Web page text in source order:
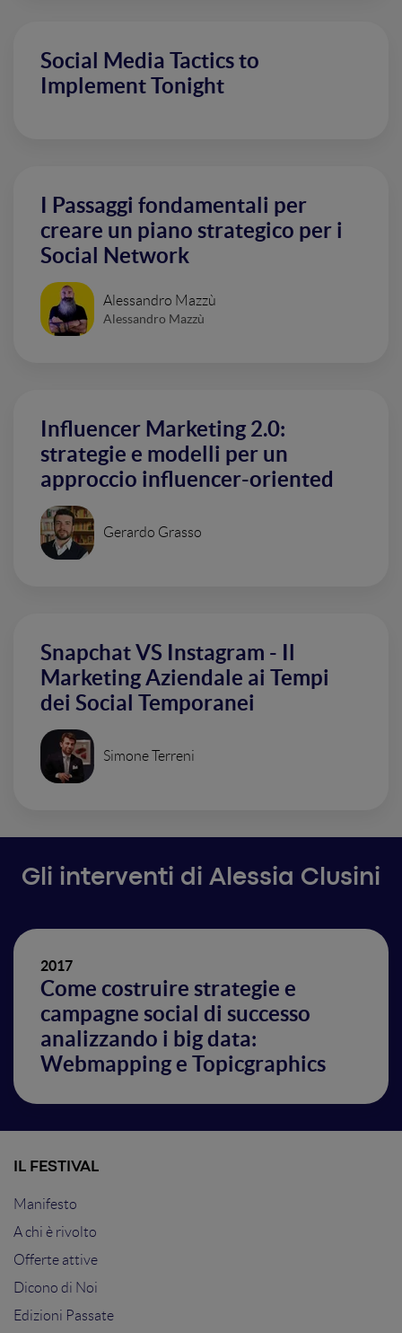
Social Media Tactics to
Implement Tonight
I Passaggi fondamentali per
creare un piano strategico per i
Social Network
Alessandro Mazzù
Alessandro Mazzù
Influencer Marketing 2.0:
strategie e modelli per un
approccio influencer-oriented
Gerardo Grasso
Snapchat VS Instagram - Il
Marketing Aziendale ai Tempi
dei Social Temporanei
Simone Terreni
Gli interventi di Alessia Clusini
2017
Come costruire strategie e
campagne social di successo
analizzando i big data:
Webmapping e Topicgraphics
IL FESTIVAL
Manifesto
A chi è rivolto
Offerte attive
Dicono di Noi
Edizioni Passate